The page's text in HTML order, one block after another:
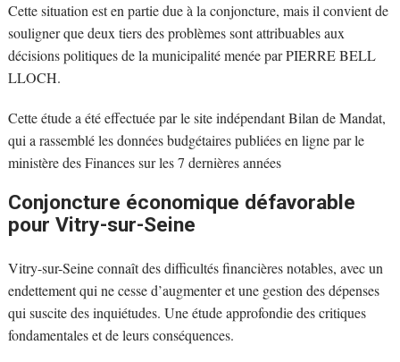
Cette situation est en partie due à la conjoncture, mais il convient de
souligner que deux tiers des problèmes sont attribuables aux
décisions politiques de la municipalité menée par PIERRE BELL
LLOCH.
Cette étude a été effectuée par le site indépendant Bilan de Mandat,
qui a rassemblé les données budgétaires publiées en ligne par le
ministère des Finances sur les 7 dernières années
Conjoncture économique défavorable
pour Vitry-sur-Seine
Vitry-sur-Seine connaît des difficultés financières notables, avec un
endettement qui ne cesse d’augmenter et une gestion des dépenses
qui suscite des inquiétudes. Une étude approfondie des critiques
fondamentales et de leurs conséquences.